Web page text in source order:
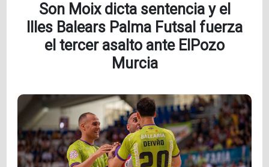
Son Moix dicta sentencia y el
Illes Balears Palma Futsal fuerza
el tercer asalto ante ElPozo
Murcia